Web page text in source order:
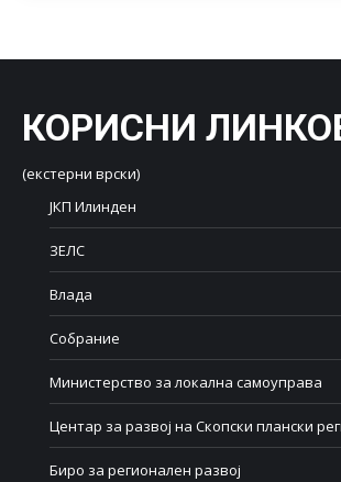
КОРИСНИ
(екстерни врски)
ЈКП Илинден
ЗЕЛС
Влада
Собрание
Министерство за локална самоуправа
Центар за развој на Скопски плански
Биро за регионален развој